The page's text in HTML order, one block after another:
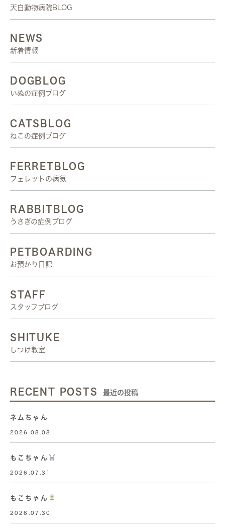
天白動物病院BLOG
NEWS
新着情報
DOGBLOG
いぬの症例ブログ
CATSBLOG
ねこの症例ブログ
FERRETBLOG
フェレットの病気
RABBITBLOG
うさぎの症例ブログ
PETBOARDING
お預かり日記
STAFF
スタッフブログ
SHITUKE
しつけ教室
RECENT POSTS 最近の投稿
ネムちゃん
2026.08.08
もこちゃん
2026.07.31
もこちゃん
2026.07.30